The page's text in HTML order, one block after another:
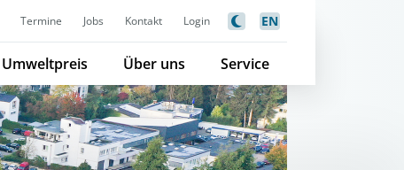
Termine Jobs Kontakt Login EN
Umweltpreis Über uns Service